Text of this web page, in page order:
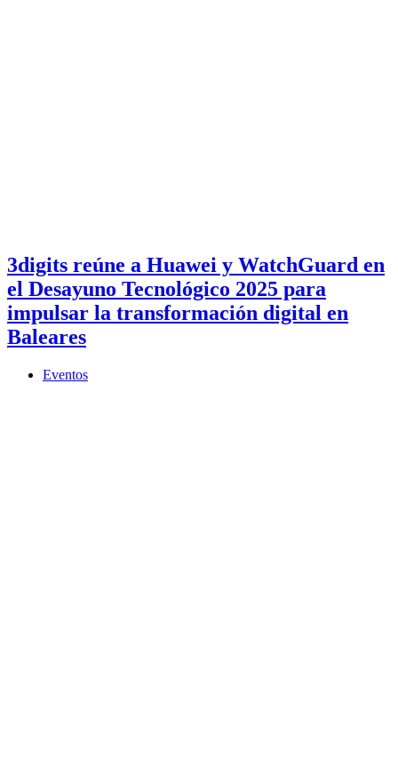
3digits reúne a Huawei y WatchGuard en
el Desayuno Tecnológico 2025 para
impulsar la transformación digital en
Baleares
Eventos